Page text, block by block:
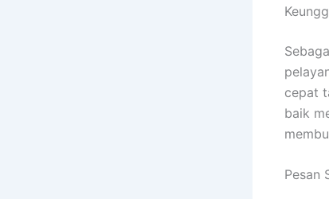
cepat
baik
Pesan